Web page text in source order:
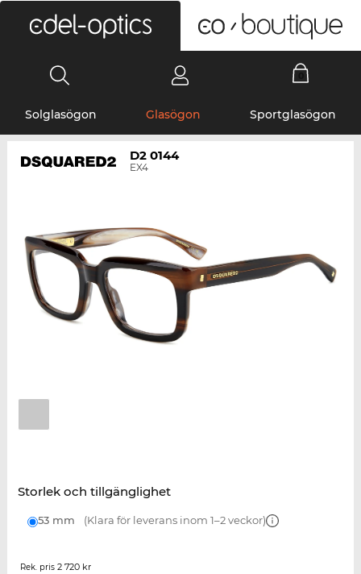
Solglasögon Glasögon Sportglasögon
D2 0144
EX4
Storlek och tillgänglighet
53 mm (Klara för leverans inom 1–2 veckor)
Rek. pris 2 720 kr